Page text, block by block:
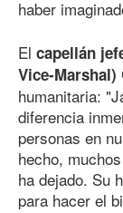
haber
El capellán
Vice-
humanitaria:
diferencia
personas en
hecho,
ha dejado. Su
para hacer el